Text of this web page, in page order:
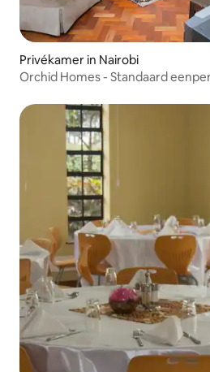
Privékamer in Nairobi
Orchid Homes - Standaard